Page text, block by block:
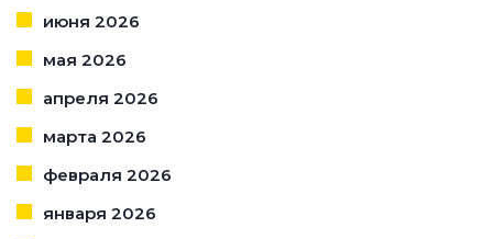
июня 2026
мая 2026
апреля 2026
марта 2026
февраля 2026
января 2026